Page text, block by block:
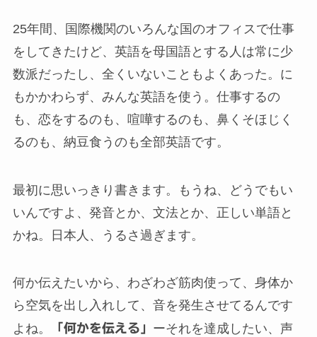
25年間、国際機関のいろんな国のオフィスで仕事
をしてきたけど、英語を母国語とする人は常に少
数派だったし、全くいないこともよくあった。に
もかかわらず、みんな英語を使う。仕事するの
も、恋をするのも、喧嘩するのも、鼻くそほじく
るのも、納豆食うのも全部英語です。
最初に思いっきり書きます。もうね、どうでもい
いんですよ、発音とか、文法とか、正しい単語と
かね。日本人、うるさ過ぎます。
何か伝えたいから、わざわざ筋肉使って、身体か
ら空気を出し入れして、音を発生させてるんです
よね。
「何かを伝える」 ーそれを達成したい、声